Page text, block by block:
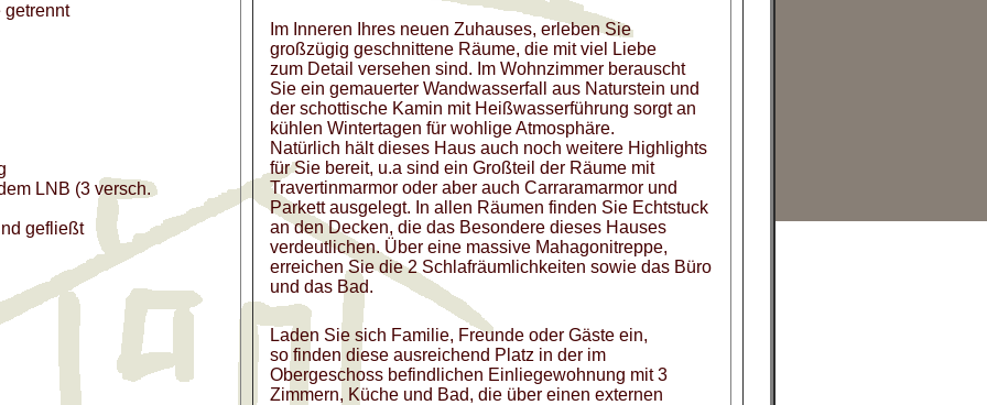
getrennt
LNB (3 versch.
gefließt
Im Inneren Ihres neuen Zuhauses, erleben Sie
großzügig geschnittene Räume, die mit viel Liebe
zum Detail versehen sind. Im Wohnzimmer berauscht
Sie ein gemauerter Wandwasserfall aus Naturstein und
der schottische Kamin mit Heißwasserführung sorgt an
kühlen Wintertagen für wohlige Atmosphäre.
Natürlich hält dieses Haus auch noch weitere Highlights
für Sie bereit, u.a sind ein Großteil der Räume mit
Travertinmarmor oder aber auch Carraramarmor und
Parkett ausgelegt. In allen Räumen finden Sie Echtstuck
an den Decken, die das Besondere dieses Hauses
verdeutlichen. Über eine massive Mahagonitreppe,
erreichen Sie die 2 Schlafräumlichkeiten sowie das Büro
und das Bad.
Laden Sie sich Familie, Freunde oder Gäste ein,
so finden diese ausreichend Platz in der im
Obergeschoss befindlichen Einliegewohnung mit 3
Zimmern, Küche und Bad, die über einen externen